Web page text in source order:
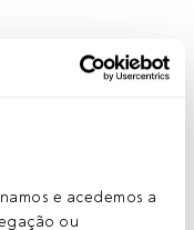
e acedemos a
ou
do
euros. Estes
meses de 4,07%,
dados da